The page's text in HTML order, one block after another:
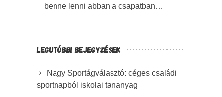
benne lenni abban a csapatban…
LEGUTÓBBI BEJEGYZÉSEK
Nagy Sportágválasztó: céges családi
sportnapból iskolai tananyag